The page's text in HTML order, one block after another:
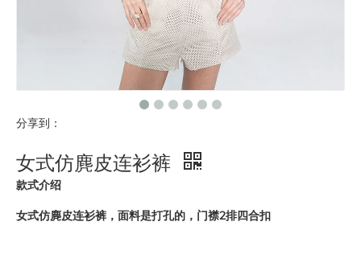
分享到：
女式仿麂皮连衫裤
款式介绍
女式仿麂皮连衫裤，面料是打孔的，门襟2排四合扣